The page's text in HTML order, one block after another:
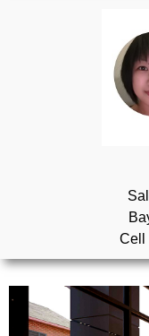
旺市楼花项目
加拿大房地产网站
Cell